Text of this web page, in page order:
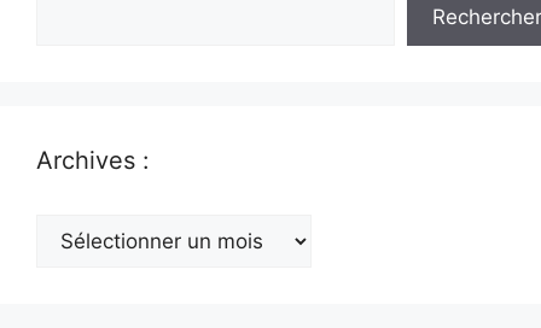
Rechercher
Archives :
Archives